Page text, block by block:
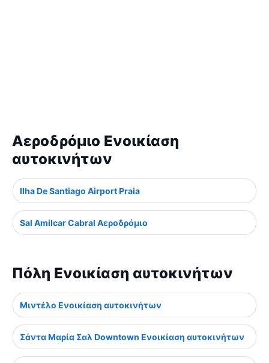
Αεροδρόμιο Ενοικίαση
αυτοκινήτων
Ilha De Santiago Airport Praia
Sal Amilcar Cabral Αεροδρόμιο
Πόλη Ενοικίαση αυτοκινήτων
Μιντέλο Ενοικίαση αυτοκινήτων
Σάντα Μαρία Σαλ Downtown Ενοικίαση αυτοκινήτων